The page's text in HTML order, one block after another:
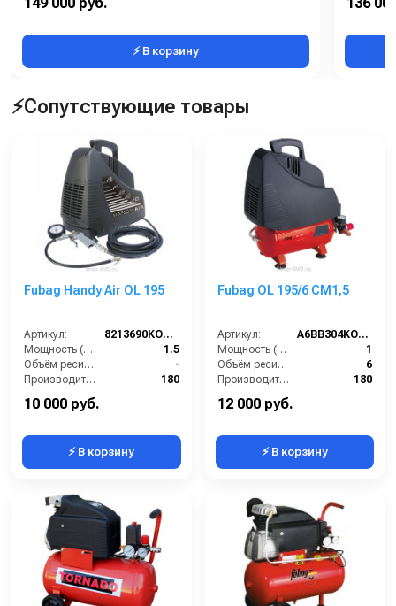
⚡ В корзину
В
⚡Сопутствующие товары
Fubag Handy Air OL 195
Артикул:
8213690KOA607
Мощность (л/с):
1.5
Объём ресивера (л):
-
Производительность на выходе (л/мин):
180
Рабочее давление (PSI):
10 000 руб.
⚡ В корзину
Fubag OL 195/6 CM1,5
Артикул:
A6BB304KOA600 (A6BB304KOA544)
Мощность (л/с):
1
Объём ресивера (л):
6
Производительность на выходе (л/мин):
180
Рабочее давление (PSI):
12 000 руб.
⚡ В корзину